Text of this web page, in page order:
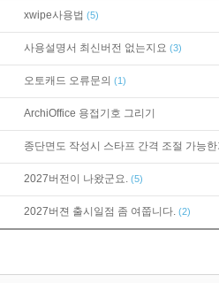
xwipe사용법 (5)
사용설명서 최신버전 없는지요 (3)
오토캐드 오류문의 (1)
ArchiOffice 용접기호 그리기
종단면도 작성시 스타프 간격 조절 가능
2027버전이 나왔군요. (5)
2027버젼 출시일점 좀 여쭙니다. (2)